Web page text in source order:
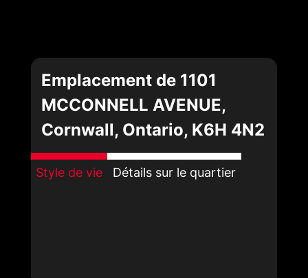
Emplacement de 1101
MCCONNELL AVENUE,
Cornwall, Ontario, K6H 4N2
Style de vie Détails sur le quartier